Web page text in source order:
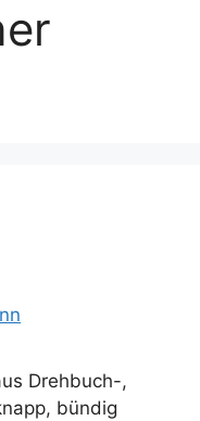
Drehbuch-,
bündig